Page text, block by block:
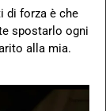
di forza è che
spostarlo ogni
alla mia.